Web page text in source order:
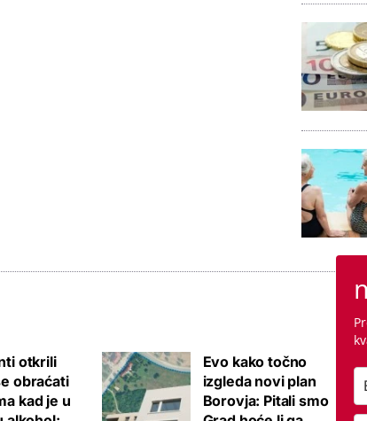
otkrili
obraćati
kad je u
Evo kako točno
izgleda novi plan
Borovja: Pitali smo